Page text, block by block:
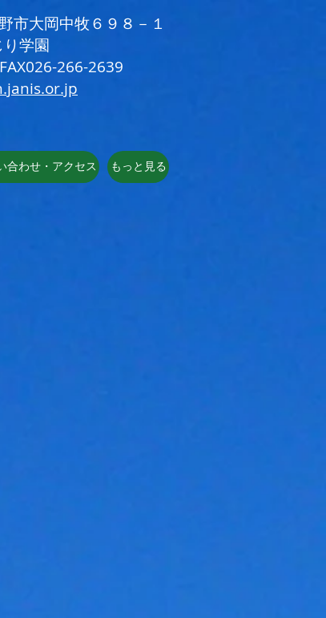
市大岡中牧６９８－１
学園
266-2639
合わせ・アクセス もっと見る